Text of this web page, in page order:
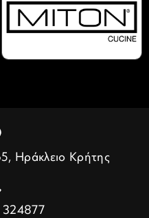
Ηράκλειο Κρήτης